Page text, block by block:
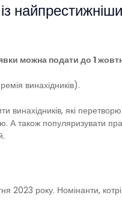
можна подати до 1
винахідників).
винахідників, які
А також популяризувати
2023 року. Номінанти,